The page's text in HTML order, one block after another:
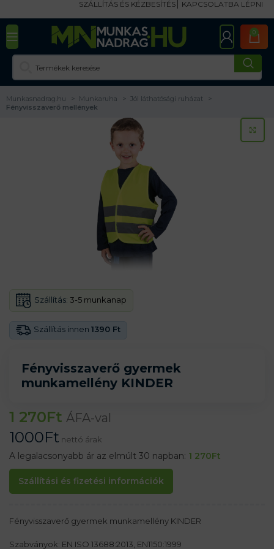
SZÁLLÍTÁS ÉS KÉZBESÍTÉS KAPCSOLATBA LÉPNI
0
Munkasnadrag.hu Munkaruha
Jól láthatósági ruházat
Fényvisszaverő mellények
Fényvisszaverő gyermek
munkamellény KINDER
Szállítás innen 1390 Ft
Szállítás: 3-5 munkanap
1 270Ft ÁFA-val
1000Ft nettó árak
A legalacsonyabb ár az elmúlt 30 napban: 1 270Ft
Szállítási és fizetési információk
Fényvisszaverő gyermek munkamellény KINDER
Szabványok: EN ISO 13688:2013, EN1150:1999